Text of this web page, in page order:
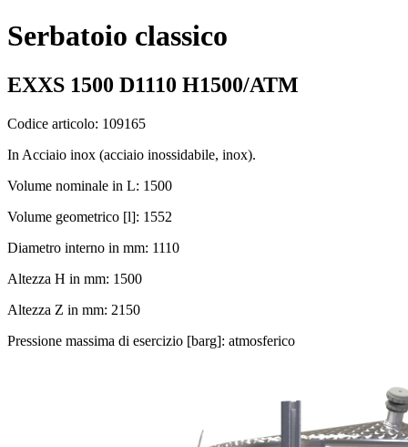
Serbatoio classico
EXXS 1500 D1110 H1500/ATM
Codice articolo: 109165
In Acciaio inox (acciaio inossidabile, inox).
Volume nominale in L: 1500
Volume geometrico [l]: 1552
Diametro interno in mm: 1110
Altezza H in mm: 1500
Altezza Z in mm: 2150
Pressione massima di esercizio [barg]: atmosferico